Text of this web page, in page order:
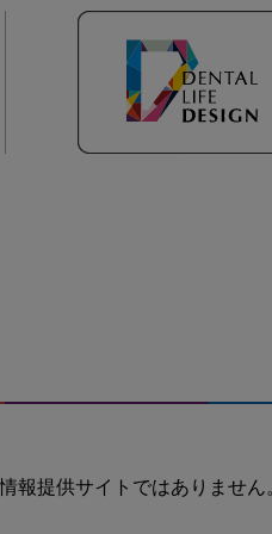
報提供サイトではありません